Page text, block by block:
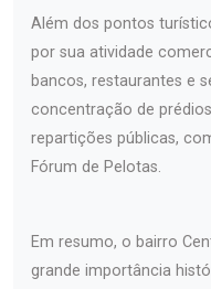
Além dos pontos
por sua atividade
bancos, restaurantes e
concentração de
repartições públicas,
Fórum de Pelotas.
Em resumo, o bairro
grande importância